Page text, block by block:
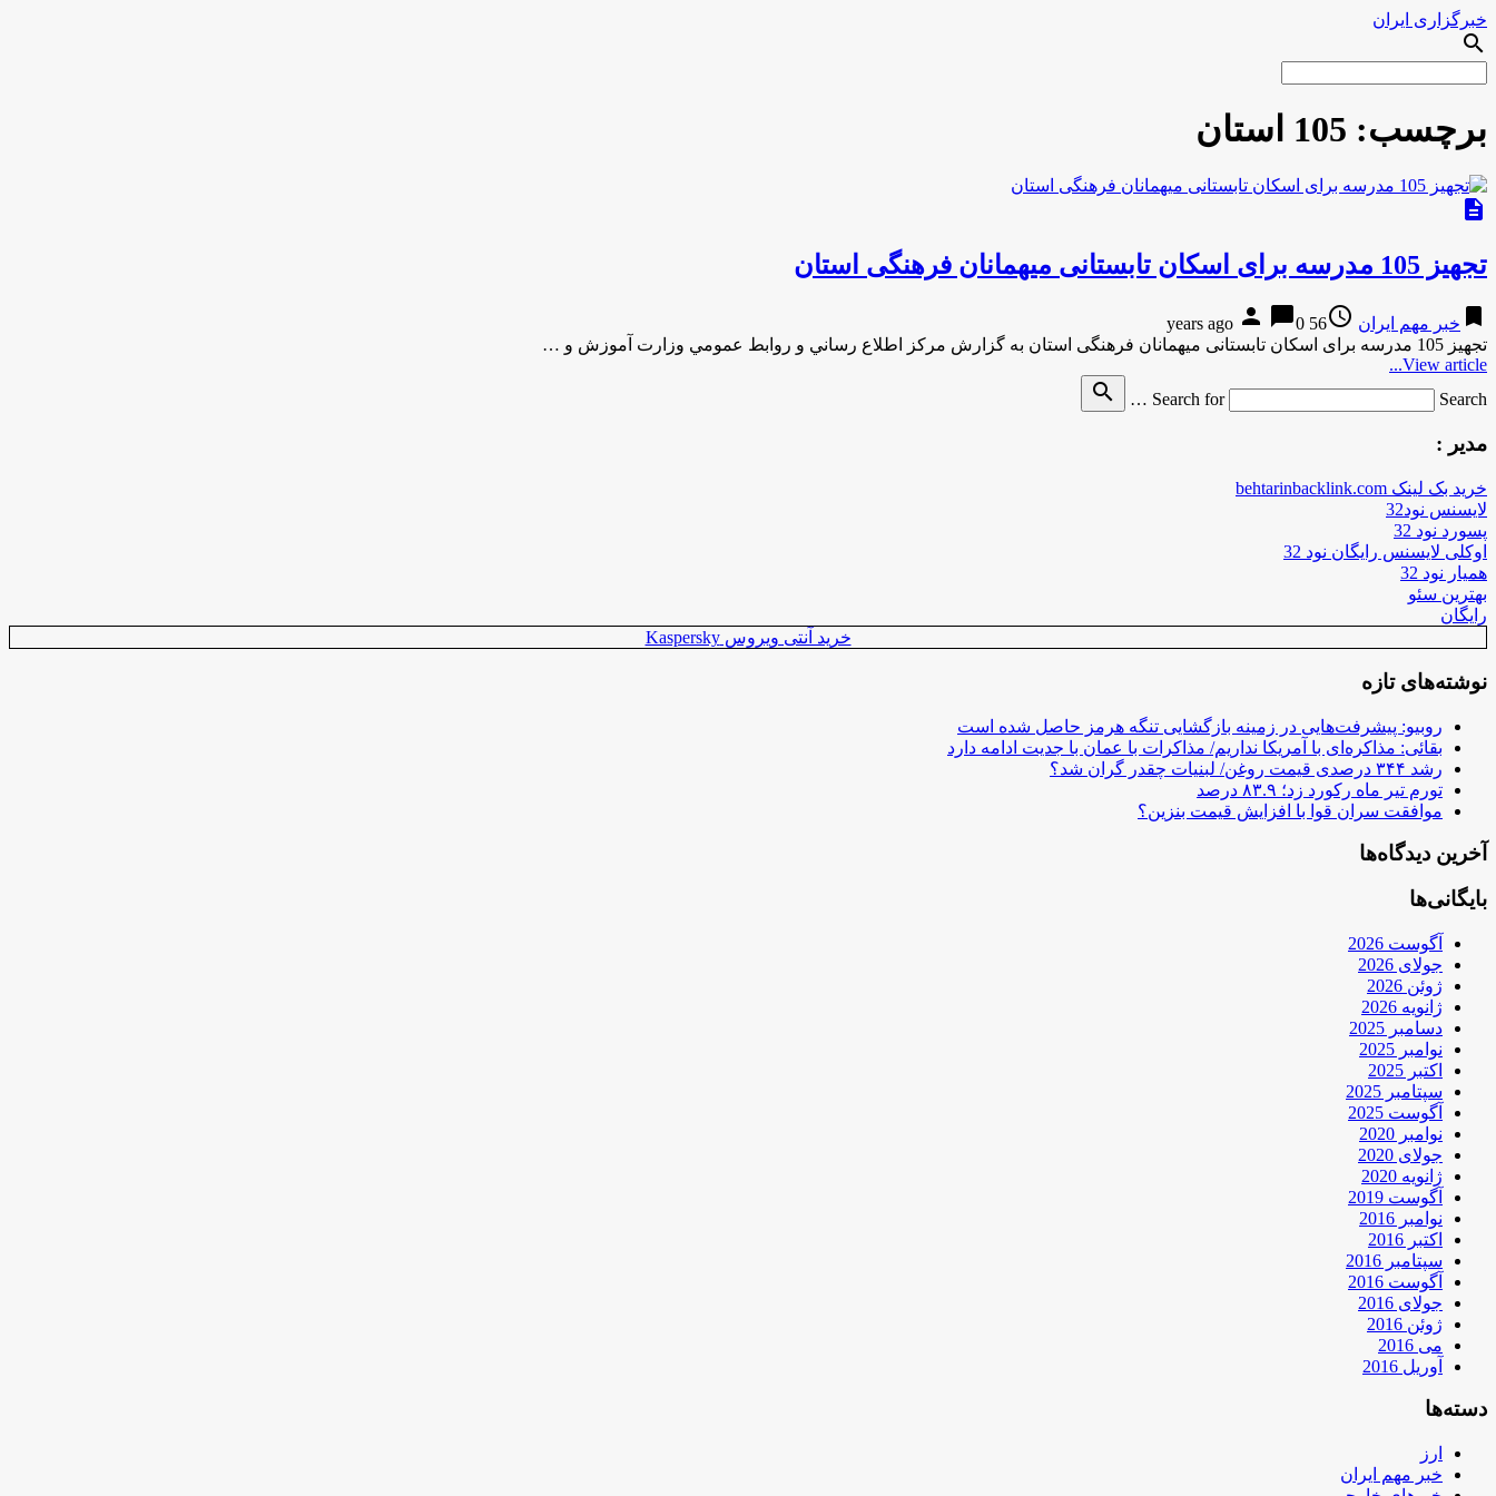
خبرگزاری ایران
search
برچسب: 105 استان
description
تجهیز 105 مدرسه برای اسکان تابستانی میهمانان فرهنگی استان
bookmark خبر مهم ایران access_time
56 years ago
person chat_bubble0
تجهیز 105 مدرسه برای اسکان تابستانی میهمانان فرهنگی استان به گزارش مركز اطلاع رساني و روابط عمومي وزارت آموزش و …
View article...
Search for
Search …
search
مدیر :
خرید بک لینک behtarinbacklink.com
لایسنس نود32
پسورد نود 32
اوکلی لایسنس رایگان نود 32
همیار نود 32
بهترین سئو
رایگان
خرید آنتی ویروس Kaspersky
نوشته‌های تازه
روبیو: پیشرفت‌هایی در زمینه بازگشایی تنگه هرمز حاصل شده است
بقائی: مذاکره‌ای با آمریکا نداریم/ مذاکرات با عمان با جدیت ادامه دارد
رشد ۳۴۴ درصدی قیمت روغن/ لبنیات چقدر گران شد؟
تورم تیر ماه رکورد زد؛ ۸۳.۹ درصد
موافقت سران قوا با افزایش قیمت بنزین؟
آخرین دیدگاه‌ها
بایگانی‌ها
آگوست 2026
جولای 2026
ژوئن 2026
ژانویه 2026
دسامبر 2025
نوامبر 2025
اکتبر 2025
سپتامبر 2025
آگوست 2025
نوامبر 2020
جولای 2020
ژانویه 2020
آگوست 2019
نوامبر 2016
اکتبر 2016
سپتامبر 2016
آگوست 2016
جولای 2016
ژوئن 2016
می 2016
آوریل 2016
دسته‌ها
ارز
خبر مهم ایران